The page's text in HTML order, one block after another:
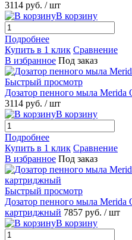
3114 руб. / шт
В корзину
Подробнее
Купить в 1 клик Сравнение
В избранное Под заказ
Быстрый просмотр
Дозатор пенного мыла
3114 руб. / шт
В корзину
Подробнее
Купить в 1 клик Сравнение
В избранное Под заказ
Быстрый просмотр
Дозатор пенного мыла
картриджный 7857 руб. / шт
В корзину